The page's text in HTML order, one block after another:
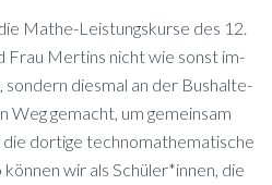
Ma­the-Leis­tungs­kur­se des 12.
Frau Mer­tins nicht wie sonst im­
dies­mal an der Bus­hal­te­
Weg ge­macht, um ge­mein­sam
die dor­ti­ge tech­no­ma­the­ma­ti­sche
wir als Schüler*innen, die